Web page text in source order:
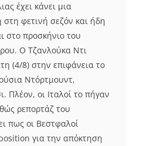
έχει κάνει μια
φετινή σεζόν και ήδη
στο προσκήνιο του
Ο Τζανλούκα Ντι
(4/8) στην επιφάνεια το
Ντόρτμουντ,
Πλέον, οι Ιταλοί το πήγαν
ρεπορτάζ του
πως οι Βεστφαλοί
για την απόκτηση